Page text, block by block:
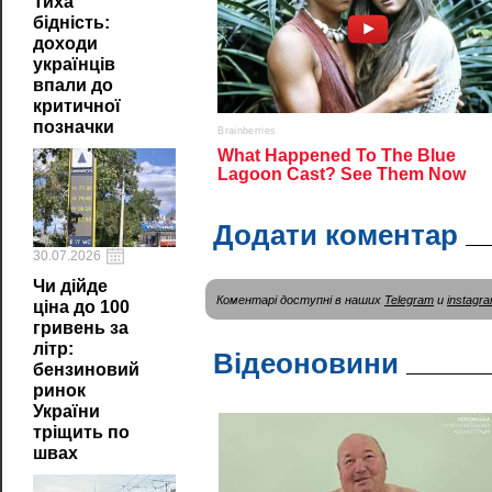
бідність:
доходи
українців
впали до
критичної
позначки
30.07.2026
Чи дійде
ціна до 100
гривень за
літр:
бензиновий
ринок
України
тріщить по
швах
Додати коментар
Коментарі доступні в наших Telegram и
Відеоновини